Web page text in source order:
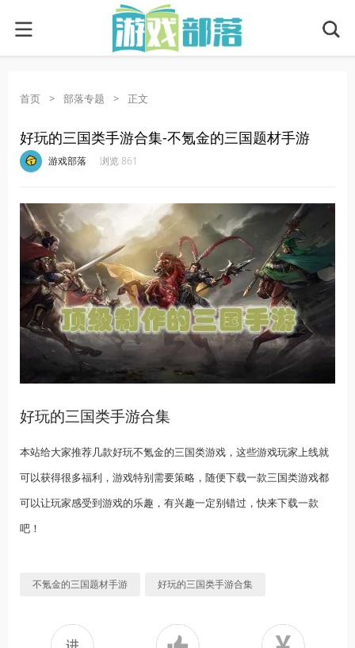
首页 > 部落专题 > 正文
好玩的三国类手游合集-不氪金的三国题材手游
游戏部落 浏览 861
好玩的三国类手游合集
本站给大家推荐几款好玩不氪金的三国类游戏，这些游戏玩家上线就
可以获得很多福利，游戏特别需要策略，随便下载一款三国类游戏都
可以让玩家感受到游戏的乐趣，有兴趣一定别错过，快来下载一款
吧！
不氪金的三国题材手游 好玩的三国类手游合集